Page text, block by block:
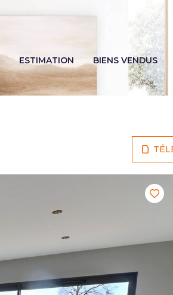
ESTIMATION BIENS VENDUS